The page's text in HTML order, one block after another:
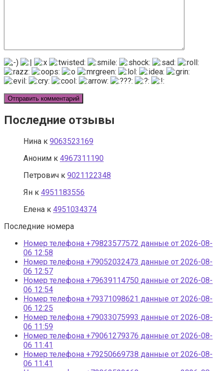
Последние отзывы
Нина к 9063523169
Аноним к 4967311190
Петрович к 9021122348
Ян к 4951183556
Елена к 4951034374
Последние номера
Номер телефона +79823577572 данные от 2026-08-
06 12:58
Номер телефона +79052032473 данные от 2026-08-
06 12:57
Номер телефона +79639114750 данные от 2026-08-
06 12:54
Номер телефона +79371098621 данные от 2026-08-
06 12:25
Номер телефона +79033075993 данные от 2026-08-
06 11:59
Номер телефона +79061279376 данные от 2026-08-
06 11:41
Номер телефона +79250669738 данные от 2026-08-
06 11:41